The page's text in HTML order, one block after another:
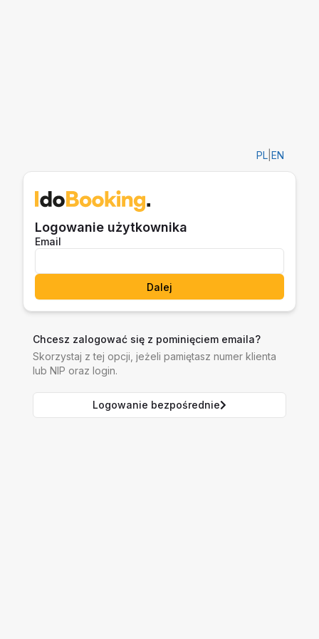
PL EN
Logowanie użytkownika
Email
Dalej
Chcesz zalogować się z pominięciem emaila?
Skorzystaj z tej opcji, jeżeli pamiętasz numer klienta
lub NIP oraz login.
Logowanie bezpośrednie